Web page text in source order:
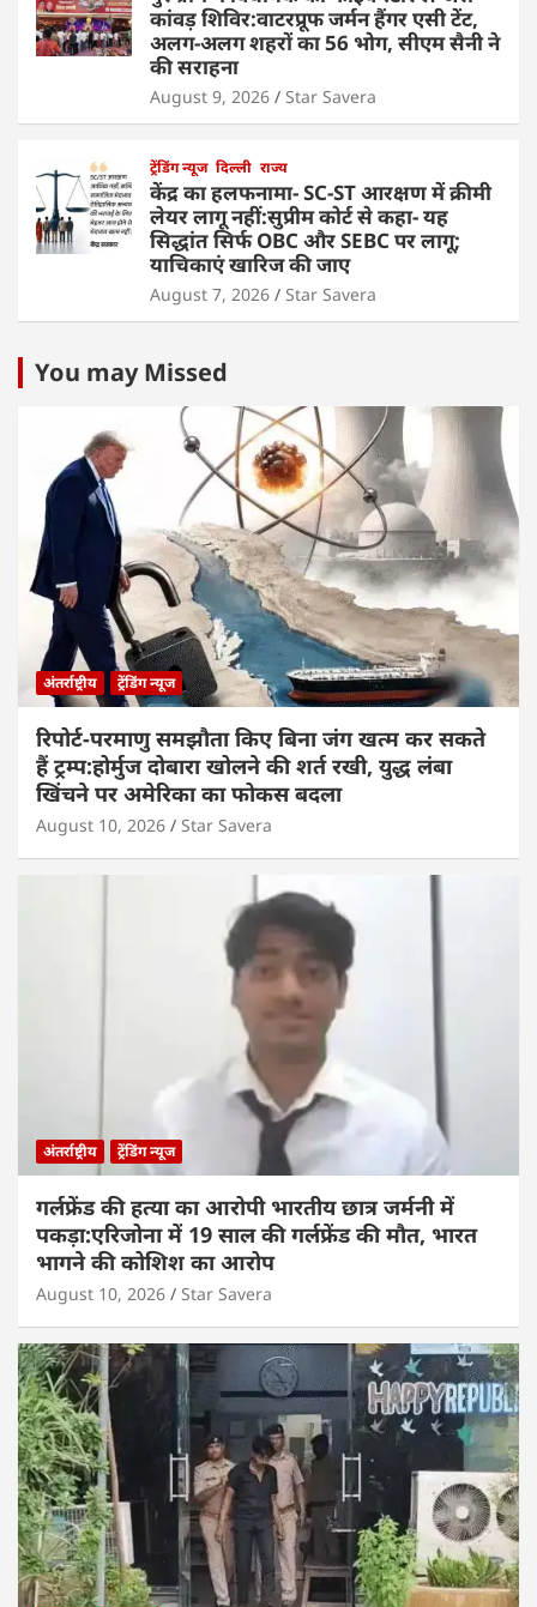
कांवड़ शिविर:वाटरप्रूफ जर्मन हैंगर एसी टेंट,
अलग-अलग शहरों का 56 भोग, सीएम सैनी ने
की सराहना
August 9, 2026 Star Savera
ट्रेंडिंग न्यूज दिल्ली राज्य
केंद्र का हलफनामा- SC-ST आरक्षण में क्रीमी
लेयर लागू नहीं:सुप्रीम कोर्ट से कहा- यह
सिद्धांत सिर्फ OBC और SEBC पर लागू;
याचिकाएं खारिज की जाए
August 7, 2026 Star Savera
You may Missed
अंतर्राष्ट्रीय ट्रेंडिंग न्यूज
रिपोर्ट-परमाणु समझौता किए बिना जंग खत्म कर सकते
हैं ट्रम्प:होर्मुज दोबारा खोलने की शर्त रखी, युद्ध लंबा
खिंचने पर अमेरिका का फोकस बदला
August 10, 2026 Star Savera
अंतर्राष्ट्रीय ट्रेंडिंग न्यूज
गर्लफ्रेंड की हत्या का आरोपी भारतीय छात्र जर्मनी में
पकड़ा:एरिजोना में 19 साल की गर्लफ्रेंड की मौत, भारत
भागने की कोशिश का आरोप
August 10, 2026 Star Savera